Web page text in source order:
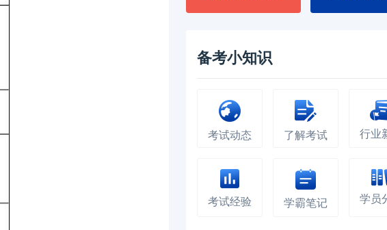
备考小知识
考试动态 了解考试 行业
考试经验 学霸笔记 学员